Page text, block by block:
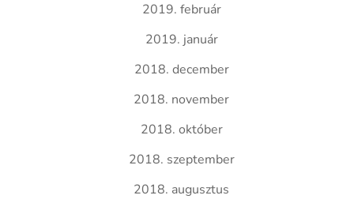
2019. február
2019. január
2018. december
2018. november
2018. október
2018. szeptember
2018. augusztus